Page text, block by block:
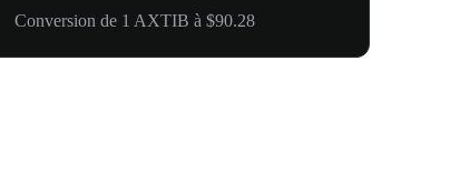
Conversion de 1 AXTIB à $90.28